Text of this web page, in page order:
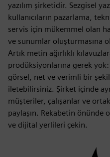
yazılım şirketidir. Sezgisel
kullanıcıların pazarlama,
servis için mükemmel olan
ve sunumlar oluşturmasına
Artık metin ağırlıklı
prodüksiyonlarına gerek
görsel, net ve verimli bir
iletebilirsiniz. Şirket içinde
müşteriler, çalışanlar ve
paylaşın. Rekabetin önünde
ve dijital yerlileri çekin.